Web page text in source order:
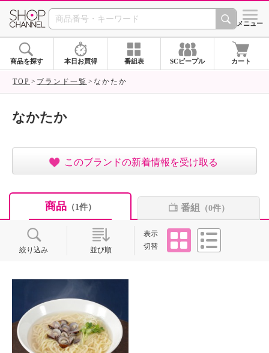
SHOP CHANNEL ショッ
メニュー
商品を探す 本日お買得 番組表 SCピープル カート
TOP ブランド一覧 なかたか
なかたか
このブランドの新着情報を受け取る
商品（1件） 番組 （0件）
絞り込み 並び順
表示
切替
タイル